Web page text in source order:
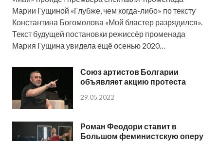
Марии Гущиной «Глубже, чем когда-либо» по тексту
Константина Богомолова «Мой бластер разрядился».
Текст будущей постановки режиссёр променада
Мария Гущина увидела ещё осенью 2020…
Союз артистов Болгарии
объявляет акцию протеста
29.05.2022
Роман Феодори ставит в
Большом феминистскую оперу